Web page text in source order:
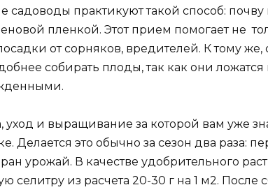
садоводы практикуют такой способ:
пленкой. Этот прием помогает не
от сорняков, вредителей. К тому
собирать плоды, так как они ложатся
уход и выращивание за которой вам уже
Делается это обычно за сезон два раза:
урожай. В качестве удобрительного
селитру из расчета 20-30 г на 1 м2. После